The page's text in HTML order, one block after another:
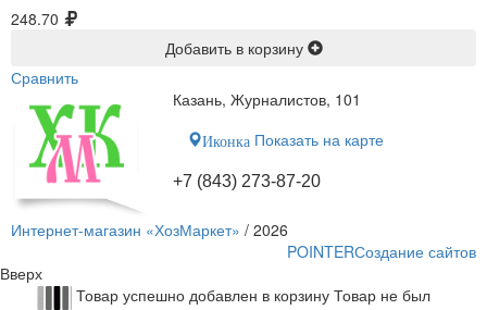
248.70
Добавить в корзину
Сравнить
Казань, Журналистов, 101
Иконка Показать на карте
+7 (843) 273-87-20
Интернет-магазин «ХозМаркет» / 2026
POINTERСоздание сайтов
Вверх
Товар успешно добавлен в корзину Товар не был